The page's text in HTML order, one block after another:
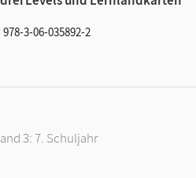
3-06-035892-2
3: 7. Schuljahr